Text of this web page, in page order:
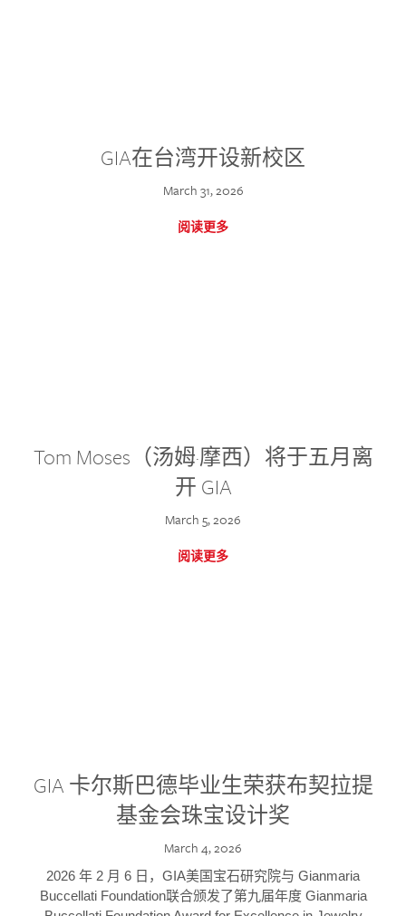
GIA在台湾开设新校区
March 31, 2026
阅读更多
Tom Moses（汤姆·摩西）将于五月离
开 GIA
March 5, 2026
阅读更多
GIA 卡尔斯巴德毕业生荣获布契拉提
基金会珠宝设计奖
March 4, 2026
2026 年 2 月 6 日，GIA美国宝石研究院与 Gianmaria
Buccellati Foundation联合颁发了第九届年度 Gianmaria